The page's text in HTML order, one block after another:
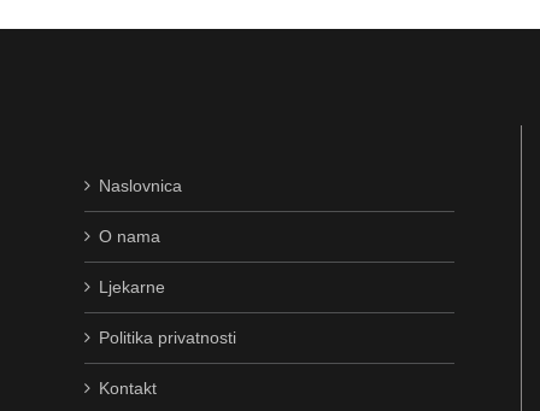
Naslovnica
O nama
Ljekarne
Politika privatnosti
Kontakt